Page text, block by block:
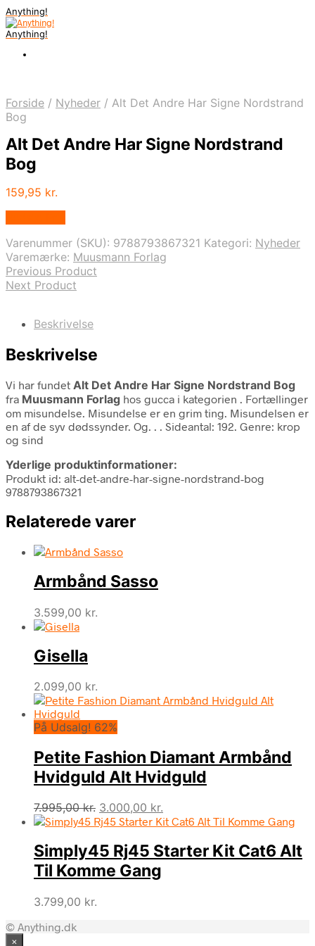
Anything!
Anything!
Forside / Nyheder / Alt Det Andre Har Signe Nordstrand
Bog
Alt Det Andre Har Signe Nordstrand
Bog
159,95 kr.
Varenummer (SKU): 9788793867321 Kategori: Nyheder
Varemærke: Muusmann Forlag
Previous Product
Next Product
Beskrivelse
Beskrivelse
Vi har fundet Alt Det Andre Har Signe Nordstrand Bog
fra Muusmann Forlag hos gucca i kategorien . Fortællinger
om misundelse. Misundelse er en grim ting. Misundelsen er
en af de syv dødssynder. Og. . . Sideantal: 192. Genre: krop
og sind
Yderlige produktinformationer:
Produkt id: alt-det-andre-har-signe-nordstrand-bog
9788793867321
Relaterede varer
Armbånd Sasso
3.599,00 kr.
Gisella
2.099,00 kr.
På Udsalg! 62%
Petite Fashion Diamant Armbånd
Hvidguld Alt Hvidguld
7.995,00kr. Den
oprindelige
var:
7.995,00 kr..
3.000,00 kr.
aktuelle
er:
3.000,00 kr..
Simply45 Rj45 Starter Kit Cat6 Alt
Til Komme Gang
3.799,00 kr.
© Anything.dk
×